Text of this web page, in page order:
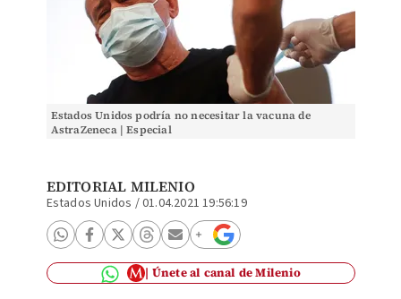
Estados Unidos podría no necesitar la vacuna de
AstraZeneca | Especial
EDITORIAL MILENIO
Estados Unidos /01.04.2021 19:56:19
Únete al canal de Milenio